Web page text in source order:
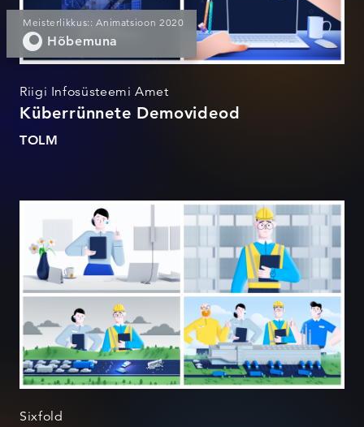
Meisterlikkus:: Animatsioon 2020
Hõbemuna
Riigi Infosüsteemi Amet
Küberrünnete Demovideod
TOLM
Sixfold
Sixfold